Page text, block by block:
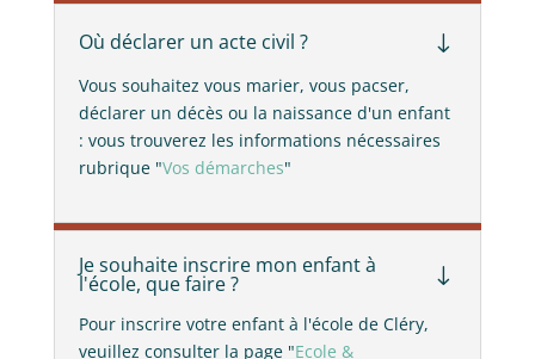
Où déclarer un acte civil ? "
Vous souhaitez vous marier, vous pacser,
déclarer un décès ou la naissance d'un enfant
: vous trouverez les informations nécessaires
rubrique "Vos démarches"
Je souhaite inscrire mon enfant à
l'école, que faire ? "
Pour inscrire votre enfant à l'école de Cléry,
veuillez consulter la page "Ecole &